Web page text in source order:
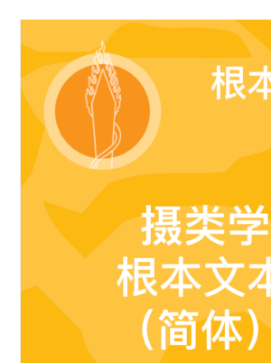
NEW and UPCOMING PUBLICATIONS
ABOUT
DONATE
My Account